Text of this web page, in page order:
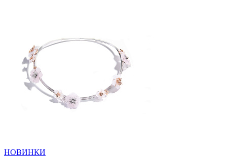
НОВИНКИ